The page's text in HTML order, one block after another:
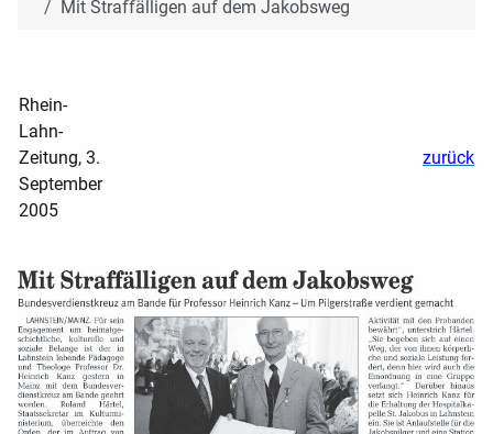
Mit Straffälligen auf dem Jakobsweg
Rhein-
Lahn-
Zeitung, 3.
September
2005
zurück